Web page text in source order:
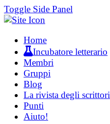
Toggle Side Panel
Home
Incubatore letterario
Membri
Gruppi
Blog
La rivista degli scrittori
Punti
Aiuto!